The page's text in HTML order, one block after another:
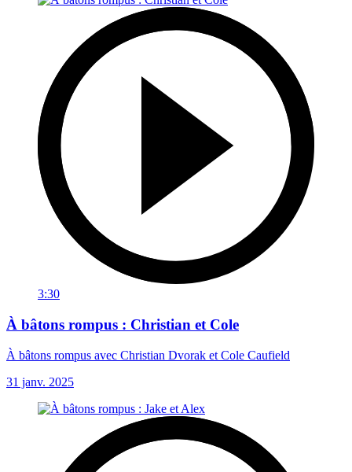
3:30
À bâtons rompus : Christian et Cole
À bâtons rompus avec Christian Dvorak et Cole Caufield
31 janv. 2025